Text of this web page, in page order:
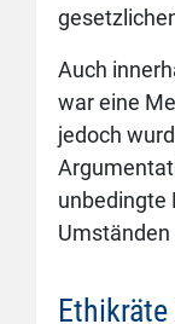
Auch
war eine
jedoch
unbedingte